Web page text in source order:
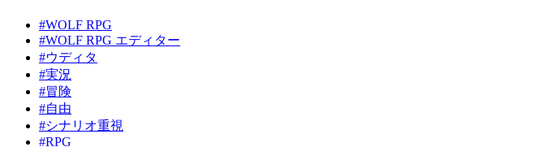
#WOLF RPG
#WOLF RPG エディター
#ウディタ
#実況
#冒険
#自由
#シナリオ重視
#RPG